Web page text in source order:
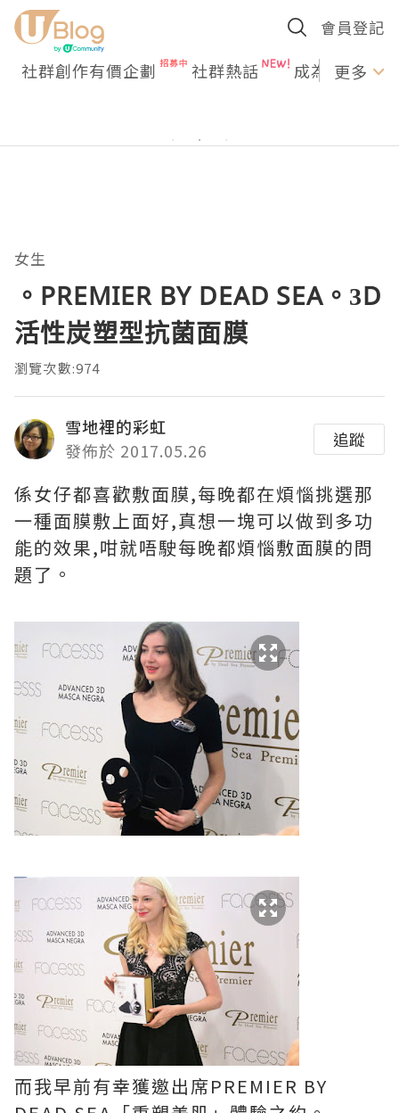
會員登記
社群創作有價企劃 社群熱話 成為U更多
女生
。PREMIER BY DEAD SEA。3D
活性炭塑型抗菌面膜
瀏覽次數:974
雪地裡的彩虹
發佈於 2017.05.26
追蹤
係女仔都喜歡敷面膜,每晚都在煩惱挑選那
一種面膜敷上面好,真想一塊可以做到多功
能的效果,咁就唔駛每晚都煩惱敷面膜的問
題了。
而我早前有幸獲邀出席PREMIER BY